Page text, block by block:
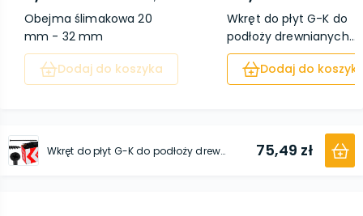
Obejma ślimakowa 20
mm - 32 mm
Dodaj do koszyka
Wkręt do płyt G-K do
podłoży drewnianych...
Dodaj do
Wkręt do płyt G-K do podłoży drewnianych 4,8 x 120 mm 200 szt. 75,49 zł